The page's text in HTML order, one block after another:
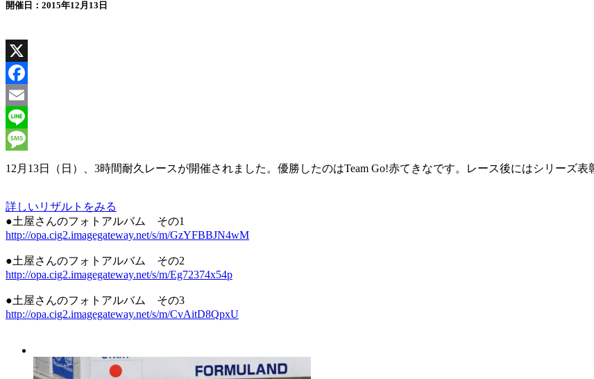
開催日：2015年12月13日
X
Facebook
Email
Line
Message
12月13日（日）、3時間耐久レースが開催されました。優勝したのはTeam Go!赤てきなです。レース後にはシリーズ
詳しいリザルトをみる
●土屋さんのフォトアルバム その1
http://opa.cig2.imagegateway.net/s/m/GzYFBBJN4wM
●土屋さんのフォトアルバム その2
http://opa.cig2.imagegateway.net/s/m/Eg72374x54p
●土屋さんのフォトアルバム その3
http://opa.cig2.imagegateway.net/s/m/CvAitD8QpxU